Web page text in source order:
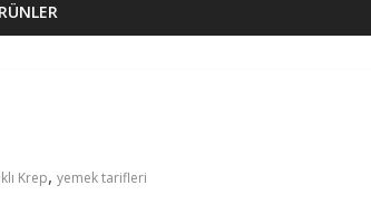
Krep, yemek tarifleri